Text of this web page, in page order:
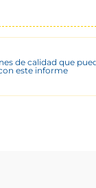
de calidad que
este informe